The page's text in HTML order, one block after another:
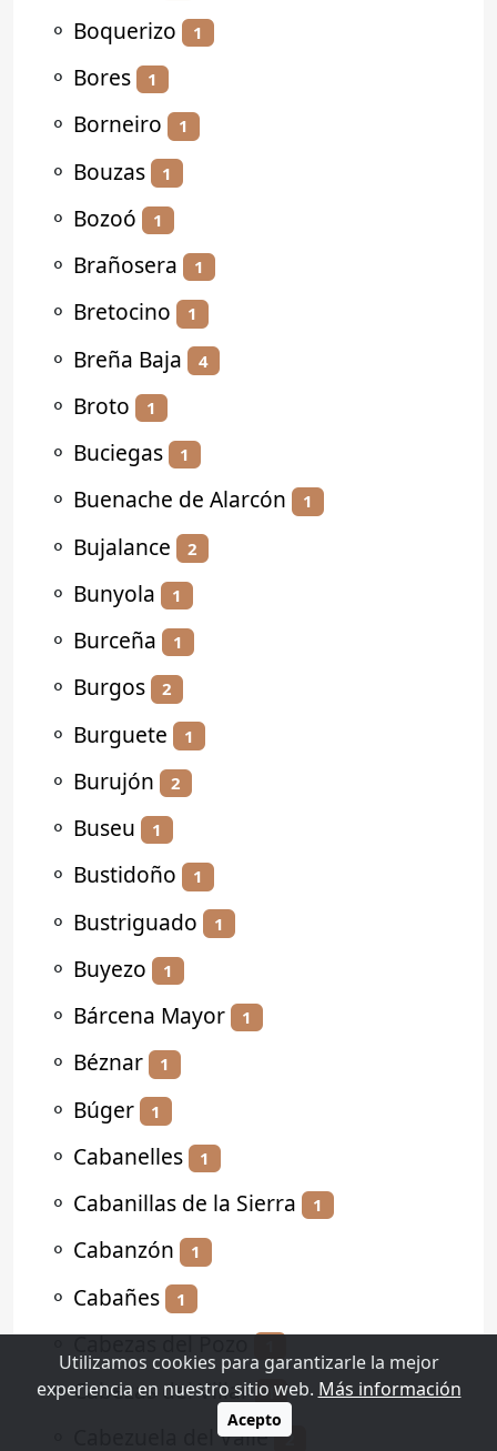
⚬ Boquerizo 1
⚬ Bores 1
⚬ Borneiro 1
⚬ Bouzas 1
⚬ Bozoó 1
⚬ Brañosera 1
⚬ Bretocino 1
⚬ Breña Baja 4
⚬ Broto 1
⚬ Buciegas 1
⚬ Buenache de Alarcón 1
⚬ Bujalance 2
⚬ Bunyola 1
⚬ Burceña 1
⚬ Burgos 2
⚬ Burguete 1
⚬ Burujón 2
⚬ Buseu 1
⚬ Bustidoño 1
⚬ Bustriguado 1
⚬ Buyezo 1
⚬ Bárcena Mayor 1
⚬ Béznar 1
⚬ Búger 1
⚬ Cabanelles 1
⚬ Cabanillas de la Sierra 1
⚬ Cabanzón 1
⚬ Cabañes 1
⚬Cabezas del Pozo
⚬Cabezas del Villar 1
Cabezuela del Valle 2
Utilizamos cookies para garantizarle la mejor
experiencia en nuestro sitio web. Más información
Acepto